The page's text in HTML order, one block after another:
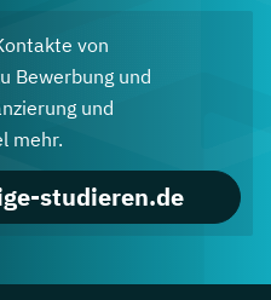
von
Bewerbung und
und
mehr.
studieren.de